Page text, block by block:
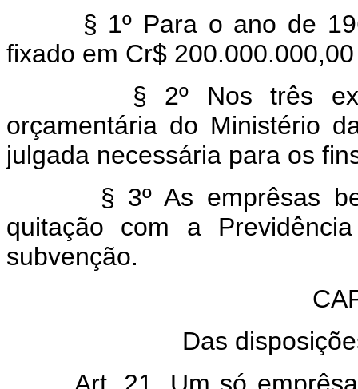
§ 1º Para o ano de
fixado em Cr$
§ 2º Nos três
orçamentária do Ministério
julgada necessária para os
§ 3º As emprêsas
quitação com a
subvenção.
Das